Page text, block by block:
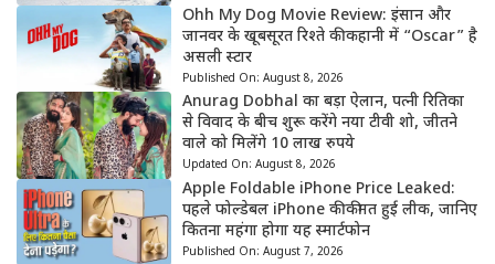
Ohh My Dog Movie Review: इंसान और
जानवर के खूबसूरत रिश्ते की कहानी में “Oscar” है
असली स्टार
Published On: August 8, 2026
Anurag Dobhal का बड़ा ऐलान, पत्नी रितिका
से विवाद के बीच शुरू करेंगे नया टीवी शो, जीतने
वाले को मिलेंगे 10 लाख रुपये
Updated On: August 8, 2026
Apple Foldable iPhone Price Leaked:
पहले फोल्डेबल iPhone की कीमत हुई लीक, जानिए
कितना महंगा होगा यह स्मार्टफोन
Published On: August 7, 2026